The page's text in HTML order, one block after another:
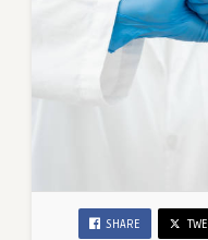
SHARE